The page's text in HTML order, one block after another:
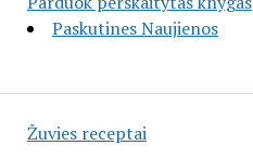
Paskutines Naujienos
Žuvies receptai